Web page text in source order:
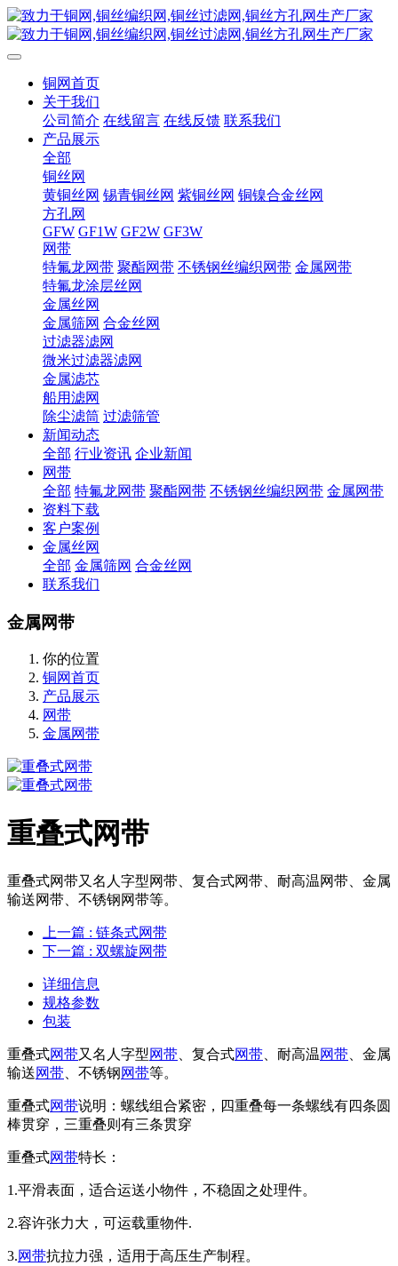
铜网首页
关于我们
公司简介 在线留言 在线反馈 联系我们
产品展示
全部
铜丝网
黄铜丝网 锡青铜丝网 紫铜丝网 铜镍合金丝网
方孔网
GFW GF1W GF2W GF3W
网带
特氟龙网带 聚酯网带 不锈钢丝编织网带 金属网带
特氟龙涂层丝网
金属丝网
金属筛网 合金丝网
过滤器滤网
微米过滤器滤网
金属滤芯
船用滤网
除尘滤筒 过滤筛管
新闻动态
全部 行业资讯 企业新闻
网带
全部 特氟龙网带 聚酯网带 不锈钢丝编织网带 金属网带
资料下载
客户案例
金属丝网
全部 金属筛网 合金丝网
联系我们
金属网带
你的位置
铜网首页
产品展示
网带
金属网带
重叠式网带
重叠式网带又名人字型网带、复合式网带、耐高温网带、金属
输送网带、不锈钢网带等。
上一篇 : 链条式网带
下一篇 : 双螺旋网带
详细信息
规格参数
包装
重叠式网带又名人字型网带 、复合式网带 、耐高温网带 、金属
输送网带 、不锈钢网带等。
重叠式网带说明：螺线组合紧密，四重叠每一条螺线有四条圆
棒贯穿，三重叠则有三条贯穿
重叠式网带特长：
1.平滑表面，适合运送小物件，不稳固之处理件。
2.容许张力大，可运载重物件.
3.网带抗拉力强，适用于高压生产制程。